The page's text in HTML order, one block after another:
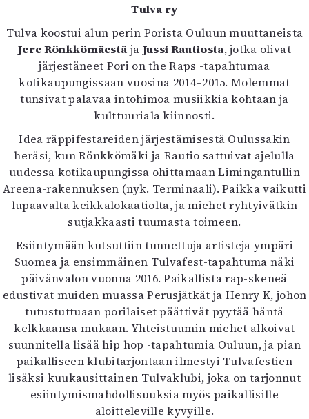
Tulva ry
Tulva koostui alun perin Porista Ouluun muuttaneista
Jere Rönkkömäestä ja Jussi Rautiosta, jotka olivat
järjestäneet Pori on the Raps -tapahtumaa
kotikaupungissaan vuosina 2014–2015. Molemmat
tunsivat palavaa intohimoa musiikkia kohtaan ja
kulttuuriala kiinnosti.
Idea räppifestareiden järjestämisestä Oulussakin
heräsi, kun Rönkkömäki ja Rautio sattuivat ajelulla
uudessa kotikaupungissa ohittamaan Limingantullin
Areena-rakennuksen (nyk. Terminaali). Paikka vaikutti
lupaavalta keikkalokaatiolta, ja miehet ryhtyivätkin
sutjakkaasti tuumasta toimeen.
Esiintymään kutsuttiin tunnettuja artisteja ympäri
Suomea ja ensimmäinen Tulvafest-tapahtuma näki
päivänvalon vuonna 2016. Paikallista rap-skeneä
edustivat muiden muassa Perusjätkät ja Henry K, johon
tutustuttuaan porilaiset päättivät pyytää häntä
kelkkaansa mukaan. Yhteistuumin miehet alkoivat
suunnitella lisää hip hop -tapahtumia Ouluun, ja pian
paikalliseen klubitarjontaan ilmestyi Tulvafestien
lisäksi kuukausittainen Tulvaklubi, joka on tarjonnut
esiintymismahdollisuuksia myös paikallisille
aloitteleville kyvyille.